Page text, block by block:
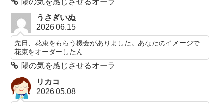
うさぎいぬ
2026.06.15
先日、花束をもらう機会がありました。あなたのイメージで
花束をオーダーしたん...
陽の気を感じさせるオーラ
リカコ
2026.05.08